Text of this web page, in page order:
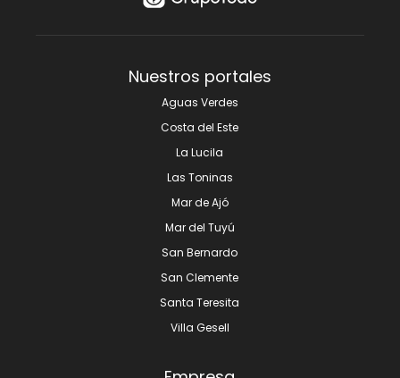
Nuestros portales
Aguas Verdes
Costa del Este
La Lucila
Las Toninas
Mar de Ajó
Mar del Tuyú
San Bernardo
San Clemente
Santa Teresita
Villa Gesell